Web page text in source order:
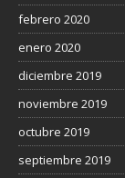
febrero 2020
enero 2020
diciembre 2019
noviembre 2019
octubre 2019
septiembre 2019